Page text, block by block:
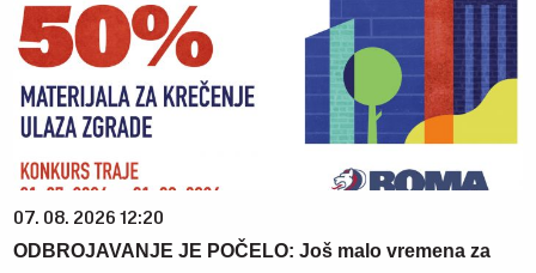
07. 08. 2026 12:20
ODBROJAVANJE JE POČELO: Još malo vremena za